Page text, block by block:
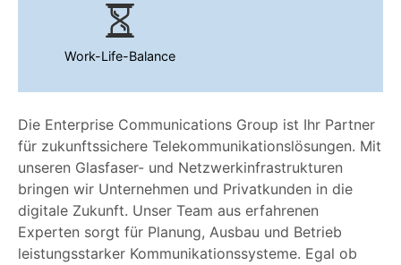
Die Enterprise Communications Group ist Ihr Partner
für zukunftssichere Telekommunikationslösungen. Mit
unseren Glasfaser- und Netzwerkinfrastrukturen
bringen wir Unternehmen und Privatkunden in die
digitale Zukunft. Unser Team aus erfahrenen
Experten sorgt für Planung, Ausbau und Betrieb
leistungsstarker Kommunikationssysteme. Egal ob
Work-Life-Balance